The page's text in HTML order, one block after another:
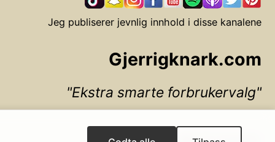
Jeg publiserer jevnlig innhold i disse kanalene
Gjerrigknark.com
Ekstra smarte forbrukervalg